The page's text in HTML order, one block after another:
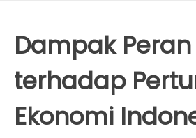
Dampak
terhadap
Ekonomi